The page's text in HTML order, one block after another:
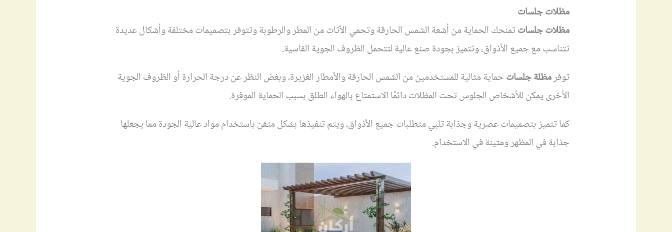
مظلات جلسات
مظلات جلساتتمنحك الحماية من أشعة الشمس الحارقة وتحمي الأثاث من المطر والرطوبة وتتوفر بتصميمات مختلفة وأشكال عديدة
تتناسب مع جميع الأذواق، وتتميز بجودة صنع عالية لتتحمل الظروف الجوية القاسية.
توفرمظلة جلساتحماية مثالية للمستخدمين من الشمس الحارقة والأمطار الغزيرة، وبغض النظر عن درجة الحرارة أو الظروف الجوية
الأخرى يمكن للأشخاص الجلوس تحت المظلات دائمًا الاستمتاع بالهواء الطلق بسبب الحماية الموفرة.
كما تتميز بتصميمات عصرية وجذابة تلبي متطلبات جميع الأذواق، ويتم تنفيذها بشكل متقن باستخدام مواد عالية الجودة مما يجعلها
جذابة في المظهر ومتينة في الاستخدام.